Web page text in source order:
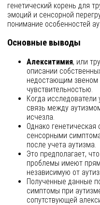
генетический корень для
эмоций и сенсорной
понимание особенностей
Основные выводы
Алекситимия, или
описании
недостающим звеном
чувствительностью.
Когда
связь между
исчезла.
Однако
сенсорными
после учета аутизма.
Это предполагает,
проблемы имеют
независимую от
Полученные данные
симптомы при
сопутствующей